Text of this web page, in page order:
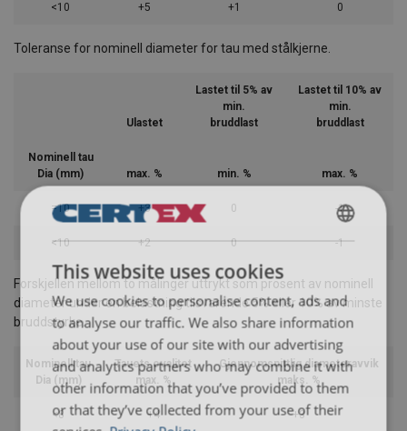
<10 +5 +1 0
Toleranse for nominell diameter for tau med stålkjerne.
Ulastet
Lastet til 5% av
min.
bruddlast
Lastet til 10% av
min.
bruddlast
Nominell tau
Dia (mm)
max. % min. % max. %
=10 +3 0 -1
<10 +2 0 -1
Forskjellen mellom to målinger uttrykt som prosent av nominell
diameter under en belastning tilsvarende 5% eller 10% av minste
bruddstyrke.
Nominell tau
Dia (mm)
Tauets ovalitet
max. %
Gjennomsnittlig diameteravvik
maks. %
<8 +4 +3
ENGLISH
ENGLISH TRANSLATION
This website uses cookies
We use cookies to personalise content, ads and
to analyse our traffic. We also share information
about your use of our site with our advertising
and analytics partners who may combine it with
other information that you’ve provided to them
or that they’ve collected from your use of their